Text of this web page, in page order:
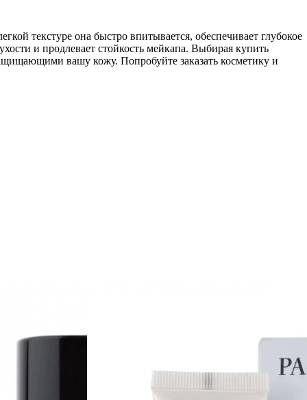
текстуре она быстро впитывается, обеспечивает глубокое
и продлевает стойкость мейкапа. Выбирая купить
вашу кожу. Попробуйте заказать косметику и